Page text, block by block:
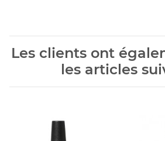
Les clients ont
les articles